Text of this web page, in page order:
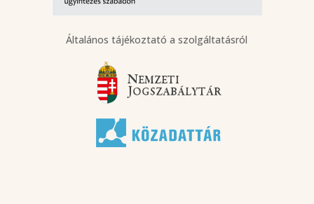
Általános tájékoztató a szolgáltatásról